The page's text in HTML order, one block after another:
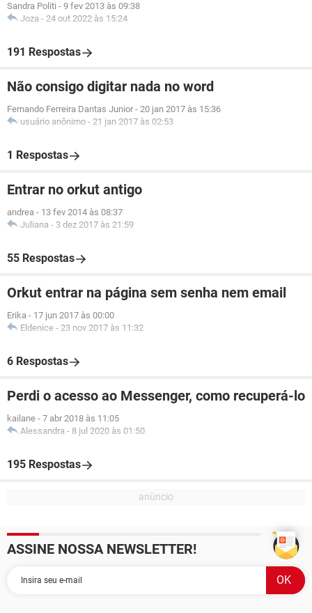
Sandra Politi - 9 fev 2013 às 09:38
Joza - 24 out 2022 às 15:24
191 Respostas
Não consigo digitar nada no word
Fernando Ferreira Dantas Junior - 20 jan 2017 às 15:36
usuário anônimo - 21 jan 2017 às 02:53
1 Respostas
Entrar no orkut antigo
andrea - 13 fev 2014 às 08:37
Juliana - 3 dez 2017 às 21:59
55 Respostas
Orkut entrar na página sem senha nem email
Erika - 17 jun 2017 às 00:00
Eldenice - 23 nov 2017 às 11:32
6 Respostas
Perdi o acesso ao Messenger, como recuperá-lo
kailane - 7 abr 2018 às 11:05
Alessandra - 8 jul 2020 às 01:50
195 Respostas
ASSINE NOSSA NEWSLETTER!